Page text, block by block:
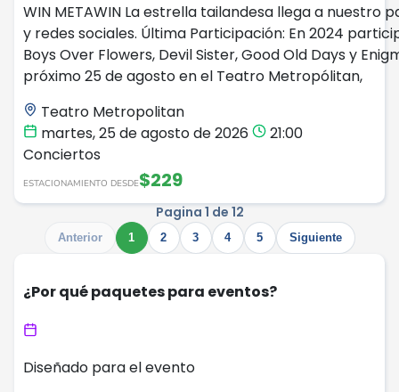
WIN METAWIN La estrella tailandesa llega a nuestro
y redes sociales. Última Participación: En 2024
Boys Over Flowers, Devil Sister, Good Old Days y
próximo 25 de agosto en el Teatro Metropólitan,
Teatro Metropolitan
martes, 25 de agosto de 2026
21:00
Conciertos
ESTACIONAMIENTO DESDE$229
Pagina 1 de 12
Anterior 1 2 3 4 5 Siguiente
¿Por qué paquetes para eventos?
Diseñado para el evento